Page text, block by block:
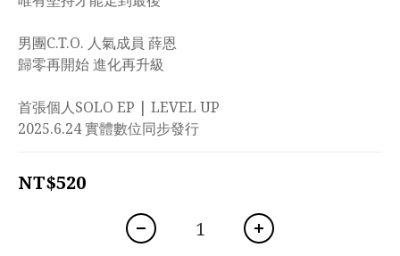
男團C.T.O. 人氣成員 薛恩
歸零再開始 進化再升級
首張個人SOLO EP | LEVEL UP
2025.6.24 實體數位同步發行
NT$520